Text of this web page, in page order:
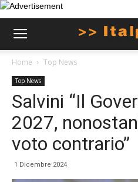
Home Top News
Top News
Salvini “Il
2027,
voto contrario”
1 Dicembre 2024